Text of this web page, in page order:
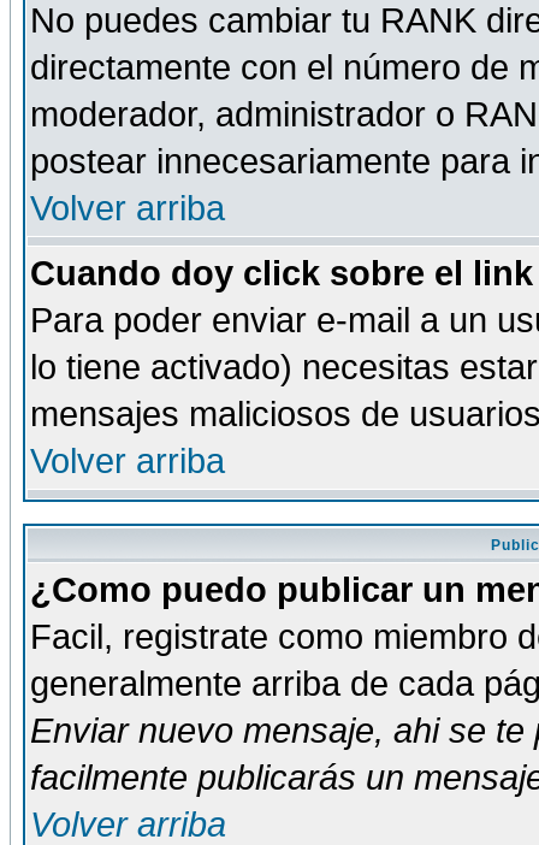
No puedes cambiar tu RANK
directamente con el número de
moderador, administrador o
postear innecesariamente para
Volver arriba
Cuando doy click sobre el
Para poder enviar e-mail a un
lo tiene activado) necesitas
mensajes maliciosos de
Volver arriba
¿Como puedo publicar un
Facil, registrate como miembro
generalmente arriba de cada
Enviar nuevo mensaje, ahi se te
facilmente publicarás un
Volver arriba